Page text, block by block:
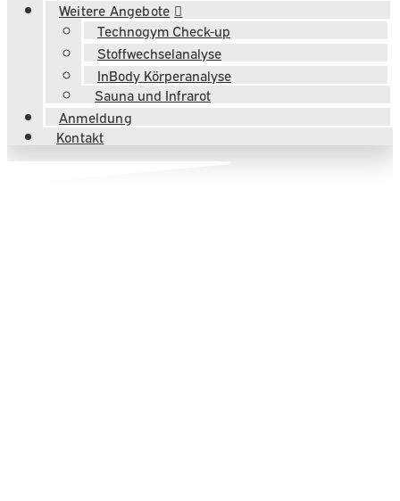
Weitere Angebote
Technogym Check-up
Stoffwechselanalyse
InBody Körperanalyse
Sauna und Infrarot
Anmeldung
Kontakt